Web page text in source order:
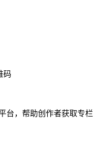
码
台，帮助创作者获取专栏